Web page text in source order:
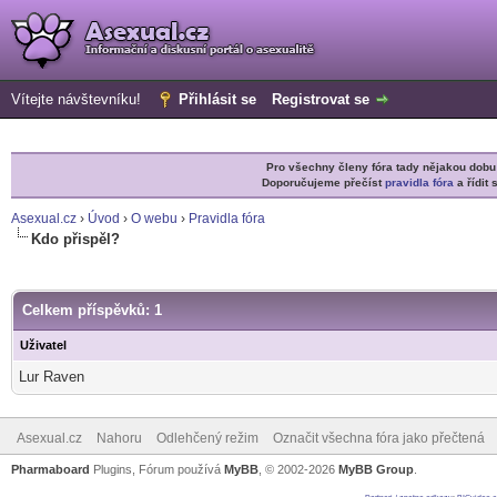
Vítejte návštevníku! Přihlásit se Registrovat se
Pro všechny členy fóra tady nějakou
Doporučujeme přečístpravidla fóra a řídit
Asexual.cz › Úvod › O webu › Pravidla fóra
Kdo přispěl?
Celkem příspěvků: 1
Uživatel
Lur Raven
Asexual.cz Nahoru Odlehčený režim Označit všechna fóra jako přečtená
Pharmaboard Plugins, Fórum používá MyBB , © 2002-2026 MyBB Group